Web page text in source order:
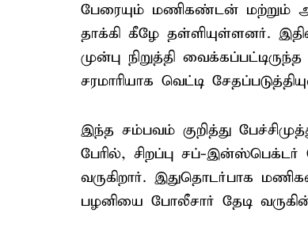
பேரையும் மணிகண்டன் மற்றும்
தாக்கி கீழே தள்ளியுள்ளனர்.
முன்பு நிறுத்தி
சரமாரியாக வெட்டி
இந்த சம்பவம் குறித்து
பேரில், சிறப்பு சப்-இன்ஸ்பெக்டர்
வருகிறார். இதுதொடர்பாக
பழனியை போலீசார் தேடி